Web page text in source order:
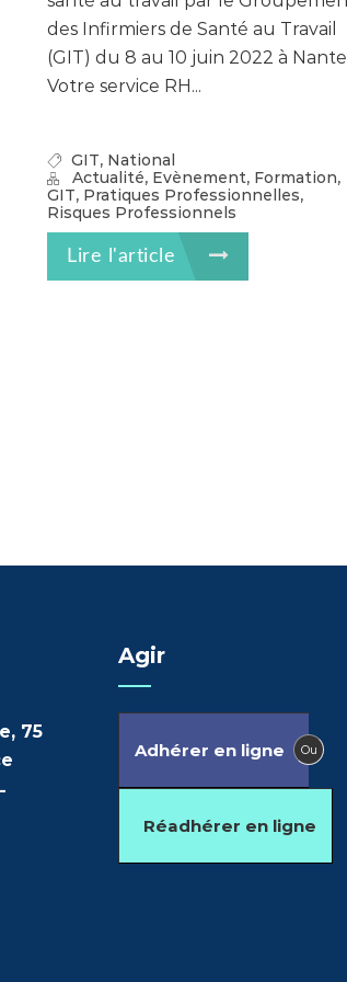
des Infirmiers de Santé au Travail
(GIT) du 8 au 10 juin 2022 à
Votre service RH...
GIT, National
Actualité, Evènement, Formation,
GIT, Pratiques Professionnelles,
Risques Professionnels
Lire l'article
75
Agir
Adhérer en ligne Ou
Réadhérer en ligne